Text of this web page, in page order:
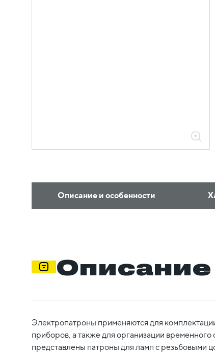
Описание и особенности
Описание
Электропатроны применяются для
приборов, а также для организации
представлены патроны для ламп с резьбовыми